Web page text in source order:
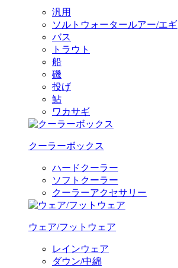
汎用
ソルトウォータールアー/エギ
バス
トラウト
船
磯
投げ
鮎
ワカサギ
クーラーボックス
ハードクーラー
ソフトクーラー
クーラーアクセサリー
ウェア/フットウェア
レインウェア
ダウン/中綿